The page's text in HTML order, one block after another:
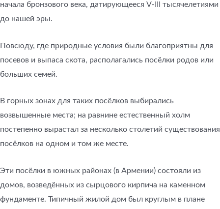
начала бронзового века, датирующееся V-III тысячелетиями
до нашей эры.
Повсюду, где природные условия были благоприятны для
посевов и выпаса скота, располагались посёлки родов или
больших семей.
В горных зонах для таких посёлков выбирались
возвышенные места; на равнине естественный холм
постепенно вырастал за несколько столетий существования
посёлков на одном и том же месте.
Эти посёлки в южных районах (в Армении) состояли из
домов, возведённых из сырцового кирпича на каменном
фундаменте. Типичный жилой дом был круглым в плане